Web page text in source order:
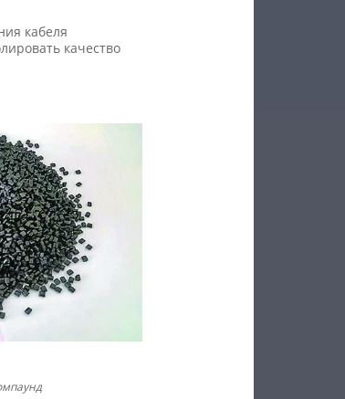
кабеля
качество